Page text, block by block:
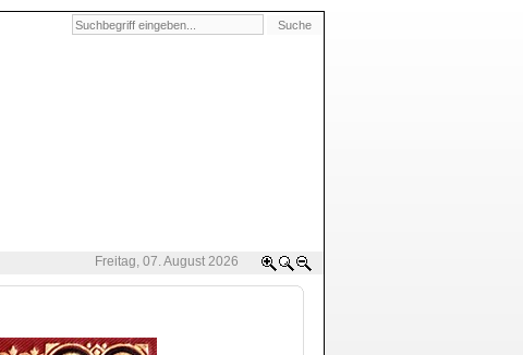
Freitag, 07. August 2026